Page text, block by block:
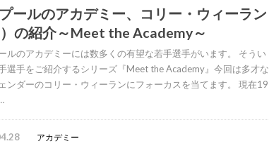
ールのアカデミー、コリー・ウィーラン
の紹介～Meet the Academy～
ルのアカデミーには数多くの有望な若手選手がいます。 そうい
選手をご紹介するシリーズ『Meet the Academy』今回は多才な
ンダーのコリー・ウィーランにフォーカスを当てます。 現在19
アカデミー